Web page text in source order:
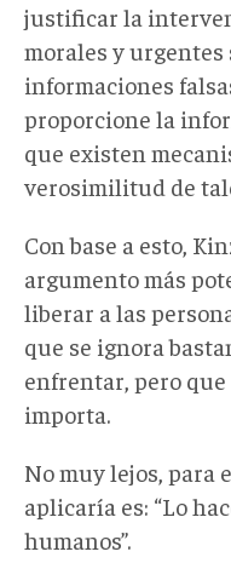
justificar la
morales y urgentes
informaciones
proporcione la
que existen
verosimilitud de
Con base a esto,
argumento más
liberar a las
que se ignora
enfrentar, pero
importa.
No muy lejos, para
aplicaría es: “Lo
humanos”.